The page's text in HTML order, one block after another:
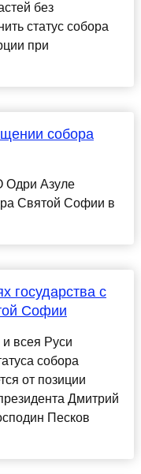
без
статус собора
при
собора
Одри Азуле
Святой Софии в
государства с
Софии
всея Руси
собора
от позиции
Дмитрий
Песков